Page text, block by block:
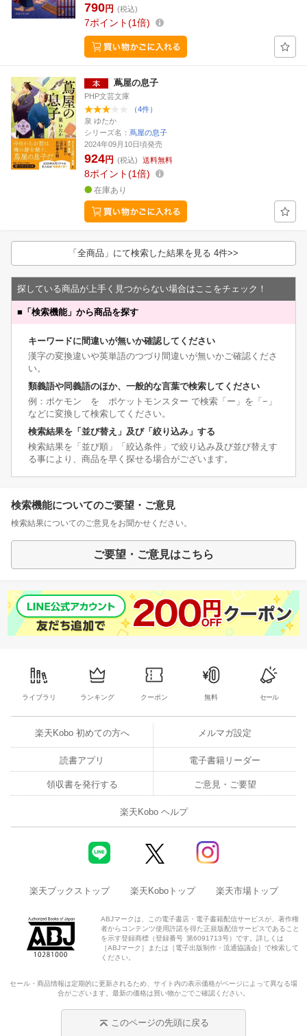
790円 (税込)
7ポイント 1倍
蔦屋の息子
PHP文芸文庫
（4件）
泉 ゆたか
シリーズ名： 蔦屋の息子
2024年09月10日頃発売
924円 (税込) 送料無料
8ポイント 1倍
在庫あり
「全商品」にて検索した結果を見る 4件>>
探している商品が上手く見つからない場合はここをチェック！
■ 「検索機能」から商品を探す
キーワードに間違いが無いか確認してください
漢字の変換違いや英単語のつづり間違いが無いかご確認くださ
い。
類義語や同義語のほか、一般的な言葉で検索してください
例：ポケモン を ポケットモンスター で検索「ー」を「−」
などに変換して検索してください。
検索結果を「並び替え」及び「絞り込み」する
検索結果を「並び順」「絞込条件」で絞り込み及び並び替えす
る事により、商品を早く探せる場合がございます。
検索機能についてのご要望・ご意見
検索結果についてのご意見をお聞かせください。
ご要望・ご意見はこちら
ライブラリ ランキング クーポン 無料 セール
楽天Kobo 初めての方へ メルマガ設定
読書アプリ 電子書籍リーダー
領収書を発行する ご意見・ご要望
楽天Kobo ヘルプ
楽天ブックストップ 楽天Koboトップ 楽天市場トップ
ABJマークは、この電子書店・電子書籍配信サービスが、著作権
者からコンテンツ使用許諾を得た正規版配信サービスであること
を示す登録商標（登録番号 第6091713号）です。詳しくは
［ABJマーク］または［電子出版制作・流通協議会］で検索して
ください。
セール・商品情報は定期的に更新されるため、サイト内の表示価格がページによって異なる場
合がございます。最新の価格は買い物かごでご確認ください。
このページの先頭に戻る